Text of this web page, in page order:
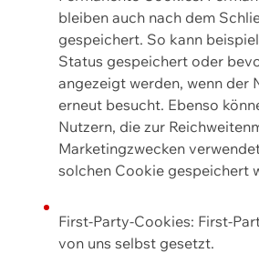
bleiben auch nach dem
gespeichert. So kann
Status gespeichert oder
angezeigt werden, wenn der
erneut besucht. Ebenso
Nutzern, die zur
Marketingzwecken
solchen Cookie gespeichert
First-Party-Cookies: First-
von uns selbst gesetzt.